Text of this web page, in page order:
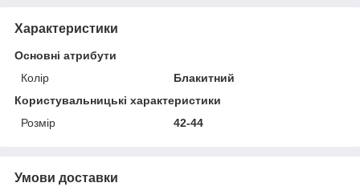
Характеристики
Основні атрибути
Колір
Блакитний
Користувальницькі характеристики
Розмір
42-44
Умови доставки